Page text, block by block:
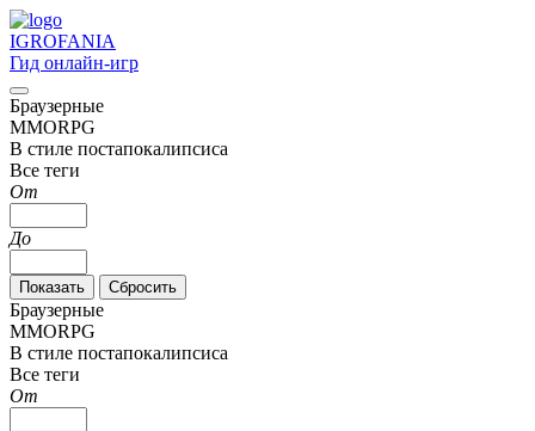
IGROFANIA
Гид онлайн-игр
Браузерные
MMORPG
В стиле постапокалипсиса
Все теги
От
До
Браузерные
MMORPG
В стиле постапокалипсиса
Все теги
От